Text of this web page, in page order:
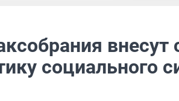
внесут
социального